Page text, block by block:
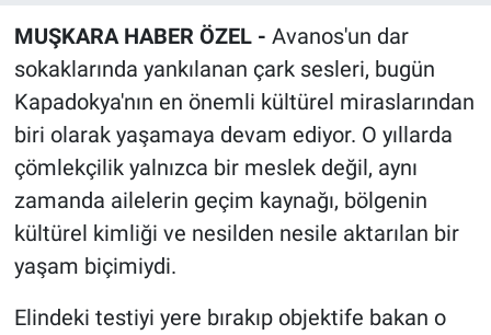
MUŞKARA HABER ÖZEL - Avanos'un dar
sokaklarında yankılanan çark sesleri, bugün
Kapadokya'nın en önemli kültürel miraslarından
biri olarak yaşamaya devam ediyor. O yıllarda
çömlekçilik yalnızca bir meslek değil, aynı
zamanda ailelerin geçim kaynağı, bölgenin
kültürel kimliği ve nesilden nesile aktarılan bir
yaşam biçimiydi.
Elindeki testiyi yere bırakıp objektife bakan o